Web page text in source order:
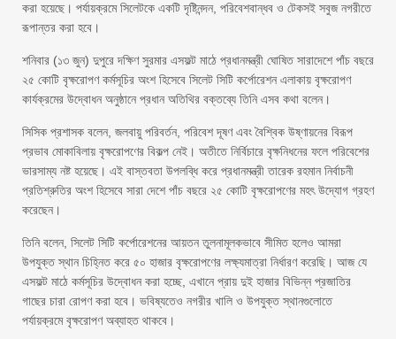
করা হয়েছে। পর্যায়ক্রমে সিলেটকে একটি দৃষ্টিনন্দন, পরিবেশবান্ধব ও টেকসই সবুজ নগরীতে
রূপান্তর করা হবে।
শনিবার (১৩ জুন) দুপুরে দক্ষিণ সুরমার এসফল্ট মাঠে প্রধানমন্ত্রী ঘোষিত সারাদেশে পাঁচ বছরে
২৫ কোটি বৃক্ষরোপণ কর্মসূচির অংশ হিসেবে সিলেট সিটি কর্পোরেশন এলাকায় বৃক্ষরোপণ
কার্যক্রমের উদ্বোধন অনুষ্ঠানে প্রধান অতিথির বক্তব্যে তিনি এসব কথা বলেন।
সিসিক প্রশাসক বলেন, জলবায়ু পরিবর্তন, পরিবেশ দূষণ এবং বৈশ্বিক উষ্ণায়নের বিরূপ
প্রভাব মোকাবিলায় বৃক্ষরোপণের বিকল্প নেই। অতীতে নির্বিচারে বৃক্ষনিধনের ফলে পরিবেশের
ভারসাম্য নষ্ট হয়েছে। এই বাস্তবতা উপলব্ধি করে প্রধানমন্ত্রী তারেক রহমান নির্বাচনী
প্রতিশ্রুতির অংশ হিসেবে সারা দেশে পাঁচ বছরে ২৫ কোটি বৃক্ষরোপণের মহৎ উদ্যোগ গ্রহণ
করেছেন।
তিনি বলেন, সিলেট সিটি কর্পোরেশনের আয়তন তুলনামূলকভাবে সীমিত হলেও আমরা
উপযুক্ত স্থান চিহ্নিত করে ৫০ হাজার বৃক্ষরোপণের লক্ষ্যমাত্রা নির্ধারণ করেছি। আজ যে
এসফল্ট মাঠে কর্মসূচির উদ্বোধন করা হচ্ছে, এখানে প্রায় দুই হাজার বিভিন্ন প্রজাতির
গাছের চারা রোপণ করা হবে। ভবিষ্যতেও নগরীর খালি ও উপযুক্ত স্থানগুলোতে
পর্যায়ক্রমে বৃক্ষরোপণ অব্যাহত থাকবে।